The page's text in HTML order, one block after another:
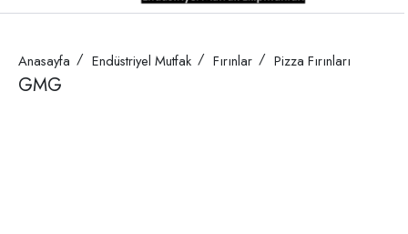
Anasayfa Endüstriyel Mutfak Fırınlar Pizza Fırınları
GMG